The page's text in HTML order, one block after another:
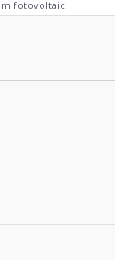
fotovoltaic